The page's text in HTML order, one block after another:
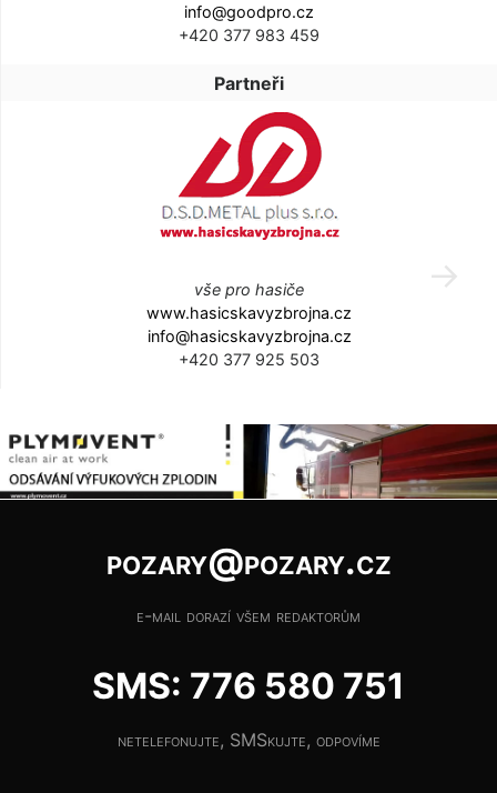
info@goodpro.cz
+420 377 983 459
Partneři
vše pro hasiče
www.hasicskavyzbrojna.cz
info@hasicskavyzbrojna.cz
+420 377 925 503
pozary@pozary.cz
e-mail dorazí všem redaktorům
SMS: 776 580 751
netelefonujte, SMSkujte, odpovíme